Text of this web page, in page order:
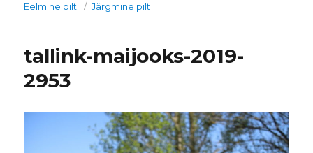
Eelmine pilt Järgmine pilt
tallink-maijooks-2019-
2953